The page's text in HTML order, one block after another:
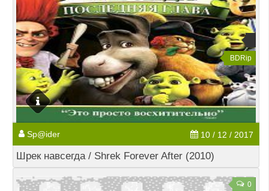
BDRip
Sp@ider 10 / 12 / 2017
Шрек навсегда / Shrek Forever After (2010)
0